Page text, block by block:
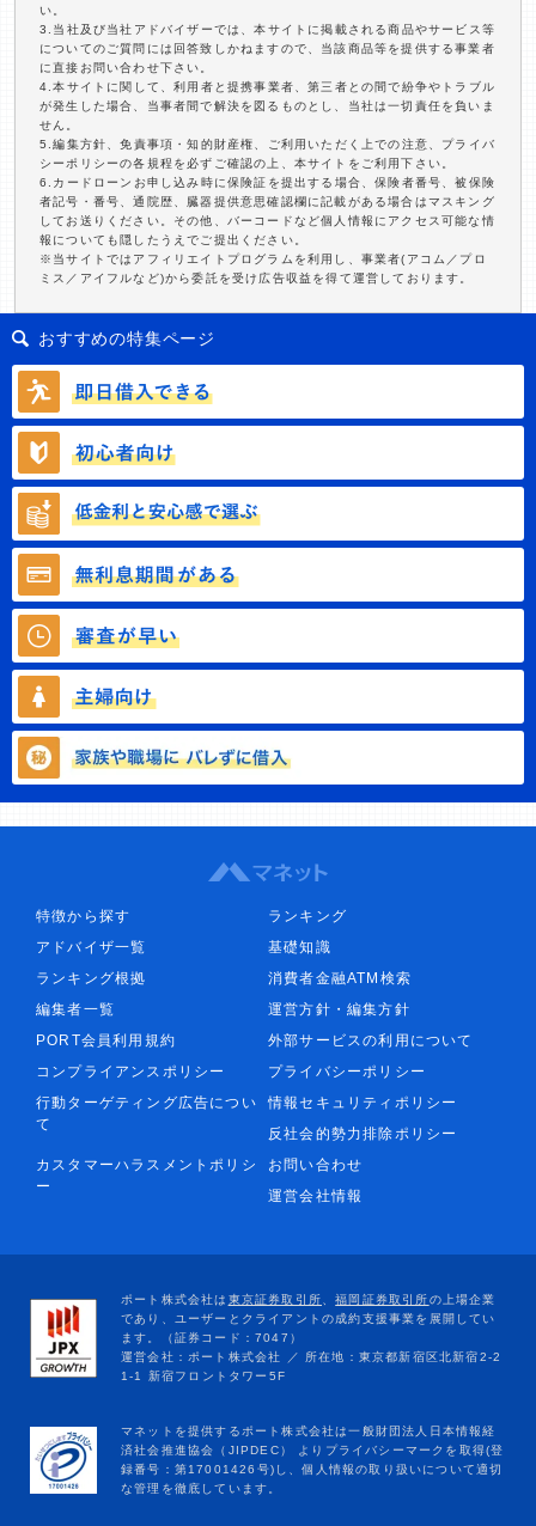
い。
3.当社及び当社アドバイザーでは、本サイトに掲載される商品やサービス等
についてのご質問には回答致しかねますので、当該商品等を提供する事業者
に直接お問い合わせ下さい。
4.本サイトに関して、利用者と提携事業者、第三者との間で紛争やトラブル
が発生した場合、当事者間で解決を図るものとし、当社は一切責任を負いま
せん。
5.編集方針、免責事項・知的財産権、ご利用いただく上での注意、プライバ
シーポリシーの各規程を必ずご確認の上、本サイトをご利用下さい。
6.カードローンお申し込み時に保険証を提出する場合、保険者番号、被保険
者記号・番号、通院歴、臓器提供意思確認欄に記載がある場合はマスキング
してお送りください。その他、バーコードなど個人情報にアクセス可能な情
報についても隠したうえでご提出ください。
※当サイトではアフィリエイトプログラムを利用し、事業者(アコム／プロ
ミス／アイフルなど)から委託を受け広告収益を得て運営しております。
おすすめの特集ページ
特徴から探す
ランキング
アドバイザ一覧
基礎知識
ランキング根拠
消費者金融ATM検索
編集者一覧
運営方針・編集方針
PORT会員利用規約
外部サービスの利用について
コンプライアンスポリシー
プライバシーポリシー
行動ターゲティング広告につい
て
情報セキュリティポリシー
反社会的勢力排除ポリシー
カスタマーハラスメントポリシ
ー
お問い合わせ
運営会社情報